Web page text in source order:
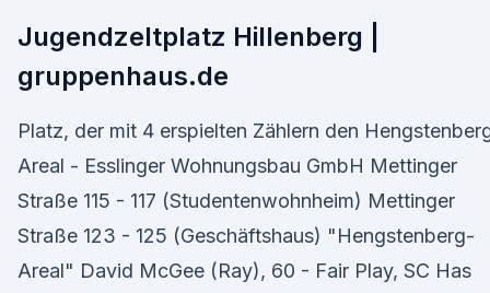
Jugendzeltplatz Hillenberg |
gruppenhaus.de
Platz, der mit 4 erspielten Zählern den
Areal - Esslinger Wohnungsbau GmbH Mettinger
Straße 115 - 117 (Studentenwohnheim) Mettinger
Straße 123 - 125 (Geschäftshaus) "Hengstenberg-
Areal" David McGee (Ray), 60 - Fair Play, SC Has